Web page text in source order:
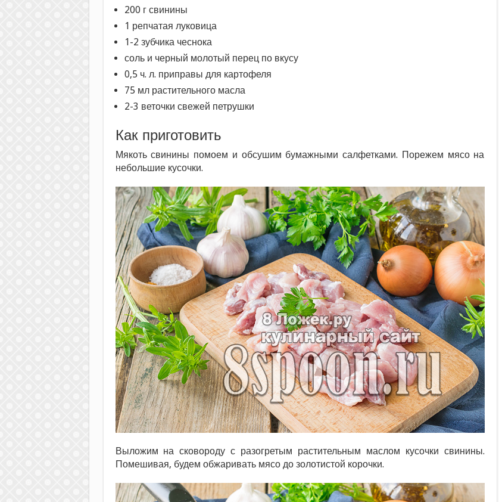
200 г свинины
1 репчатая луковица
1-2 зубчика чеснока
соль и черный молотый перец по вкусу
0,5 ч. л. приправы для картофеля
75 мл растительного масла
2-3 веточки свежей петрушки
Как приготовить
Мякоть свинины помоем и обсушим бумажными салфетками. Порежем мясо на
небольшие кусочки.
Выложим на сковороду с разогретым растительным маслом кусочки свинины.
Помешивая, будем обжаривать мясо до золотистой корочки.